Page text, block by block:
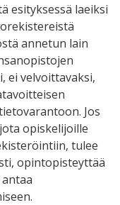
esityksessä laeiksi
annetun lain
ei velvoittavaksi,
Jos
opiskelijoille
tulee
opintopisteyttää